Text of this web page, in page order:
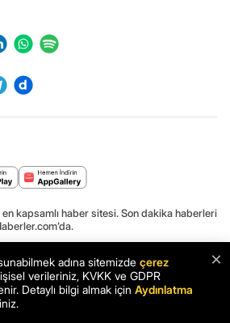
en kapsamlı haber sitesi. Son dakika haberleri
Kurulu ve Alt Kurulları Toplantısı -
Haberler
×
adına sitemizde çerez
verileriniz, KVKK ve GDPR
Detaylı bilgi almak için Aydınlatma